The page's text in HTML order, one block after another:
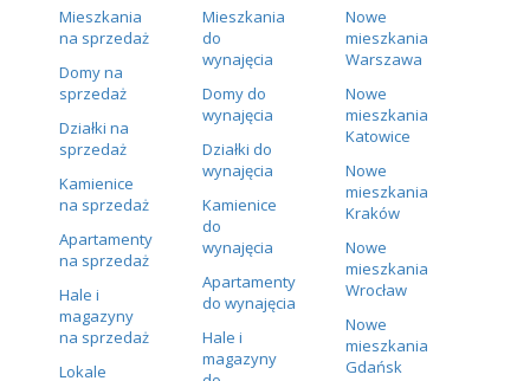
Mieszkania
na sprzedaż
Domy na
sprzedaż
Działki na
sprzedaż
Kamienice
na sprzedaż
Apartamenty
na sprzedaż
Hale i
magazyny
na sprzedaż
Lokale
Mieszkania
do
wynajęcia
Domy do
wynajęcia
Działki do
wynajęcia
Kamienice
do
wynajęcia
Apartamenty
do wynajęcia
Hale i
magazyny
Nowe
mieszkania
Warszawa
Nowe
mieszkania
Katowice
Nowe
mieszkania
Kraków
Nowe
mieszkania
Wrocław
Nowe
mieszkania
Gdańsk